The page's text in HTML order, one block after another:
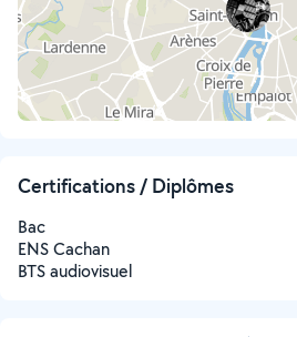
Certifications / Diplômes
Bac
ENS Cachan
BTS audiovisuel